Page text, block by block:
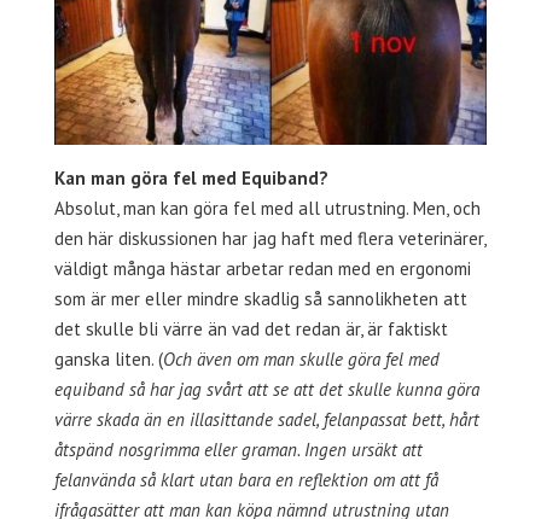
Kan man göra fel med Equiband?
Absolut, man kan göra fel med all utrustning. Men, och
den här diskussionen har jag haft med flera veterinärer,
väldigt många hästar arbetar redan med en ergonomi
som är mer eller mindre skadlig så sannolikheten att
det skulle bli värre än vad det redan är, är faktiskt
ganska liten. (Och även om man skulle göra fel med
equiband så har jag svårt att se att det skulle kunna göra
värre skada än en illasittande sadel, felanpassat bett, hårt
åtspänd nosgrimma eller graman. Ingen ursäkt att
felanvända så klart utan bara en reflektion om att få
ifrågasätter att man kan köpa nämnd utrustning utan